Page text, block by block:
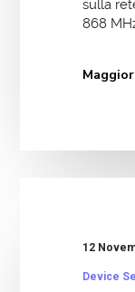
sulla
868
12
Device